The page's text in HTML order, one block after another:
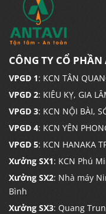
CÔNG TY CỔ
VPGD 1: KCN TÂN
VPGD 2: KIÊU KỴ, GIA
VPGD 3: KCN NỘI BÀI,
VPGD 4: KCN YÊN
VPGD 5: KCN HANAKA
Xưởng SX1: KCN Phú
Xưởng SX2: Nhà máy
Bình
Xưởng SX3: Quang